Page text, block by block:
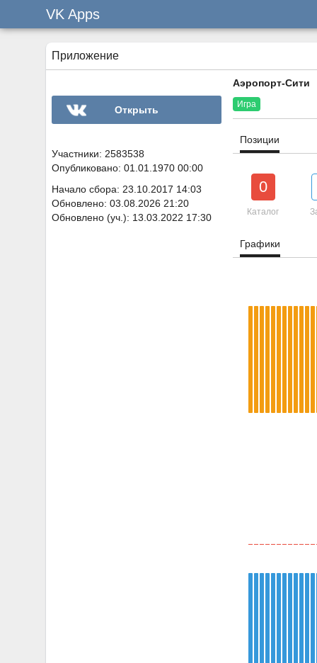
VK Apps
Приложение
Открыть
Участники: 2583538
Опубликовано: 01.01.1970 00:00
Начало сбора: 23.10.2017 14:03
Обновлено: 03.08.2026 21:20
Обновлено (уч.): 13.03.2022 17:30
Аэропорт-Сити
Игра
Позиции
0
Каталог
Графики